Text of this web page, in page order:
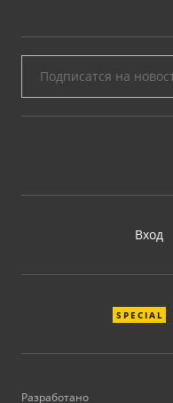
Вход
SPECIAL
Разработано